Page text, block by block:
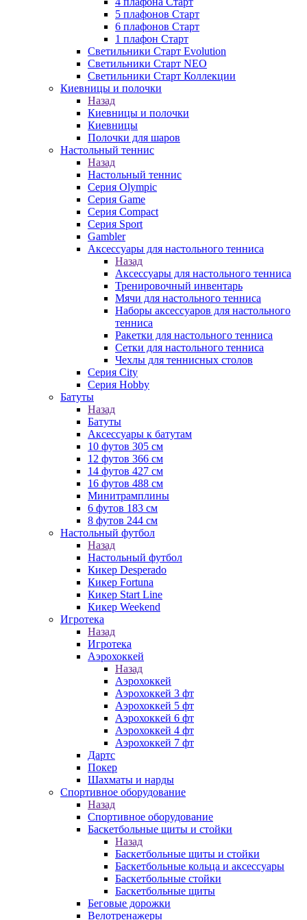
5 плафонов Старт
6 плафонов Старт
1 плафон Старт
Светильники Старт Evolution
Светильники Старт NEO
Светильники Старт Коллекции
Киевницы и полочки
Назад
Киевницы и полочки
Киевницы
Полочки для шаров
Настольный теннис
Назад
Настольный теннис
Серия Olympic
Серия Game
Серия Compact
Серия Sport
Gambler
Аксессуары для настольного тенниса
Назад
Аксессуары для настольного тенниса
Тренировочный инвентарь
Мячи для настольного тенниса
Наборы аксессуаров для настольного
тенниса
Ракетки для настольного тенниса
Сетки для настольного тенниса
Чехлы для теннисных столов
Серия City
Серия Hobby
Батуты
Назад
Батуты
Аксессуары к батутам
10 футов 305 см
12 футов 366 см
14 футов 427 см
16 футов 488 см
Минитрамплины
6 футов 183 см
8 футов 244 см
Настольный футбол
Назад
Настольный футбол
Кикер Desperado
Кикер Fortuna
Кикер Start Line
Кикер Weekend
Игротека
Назад
Игротека
Аэрохоккей
Назад
Аэрохоккей
Аэрохоккей 3 фт
Аэрохоккей 5 фт
Аэрохоккей 6 фт
Аэрохоккей 4 фт
Аэрохоккей 7 фт
Дартс
Покер
Шахматы и нарды
Спортивное оборудование
Назад
Спортивное оборудование
Баскетбольные щиты и стойки
Назад
Баскетбольные щиты и стойки
Баскетбольные кольца и аксессуары
Баскетбольные стойки
Баскетбольные щиты
Беговые дорожки
Велотренажеры